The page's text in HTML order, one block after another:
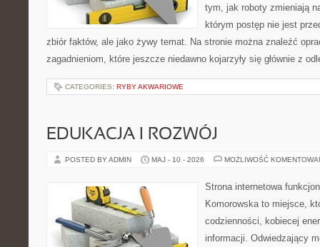
tym, jak roboty zmieniają
którym postęp nie jest
zbiór faktów, ale jako żywy temat. Na stronie można znaleźć
zagadnieniom, które jeszcze niedawno kojarzyły się głównie z
CATEGORIES: RYBY AKWARIOWE
EDUKACJA I ROZWÓJ
POSTED BY ADMIN MAJ - 10 - 2026 MOŻLIWOŚĆ
Strona internetowa
Komorowska to miejsce,
codzienności, kobiecej
informacji. Odwiedzający